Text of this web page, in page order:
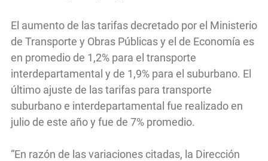
El aumento de las tarifas decretado por el Ministerio
de Transporte y Obras Públicas y el de Economía es
en promedio de 1,2% para el transporte
interdepartamental y de 1,9% para el suburbano. El
último ajuste de las tarifas para transporte
suburbano e interdepartamental fue realizado en
julio de este año y fue de 7% promedio.
“En razón de las variaciones citadas, la Dirección